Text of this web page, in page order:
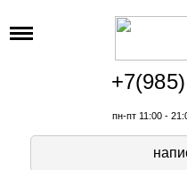
пн-пт 11:00 -